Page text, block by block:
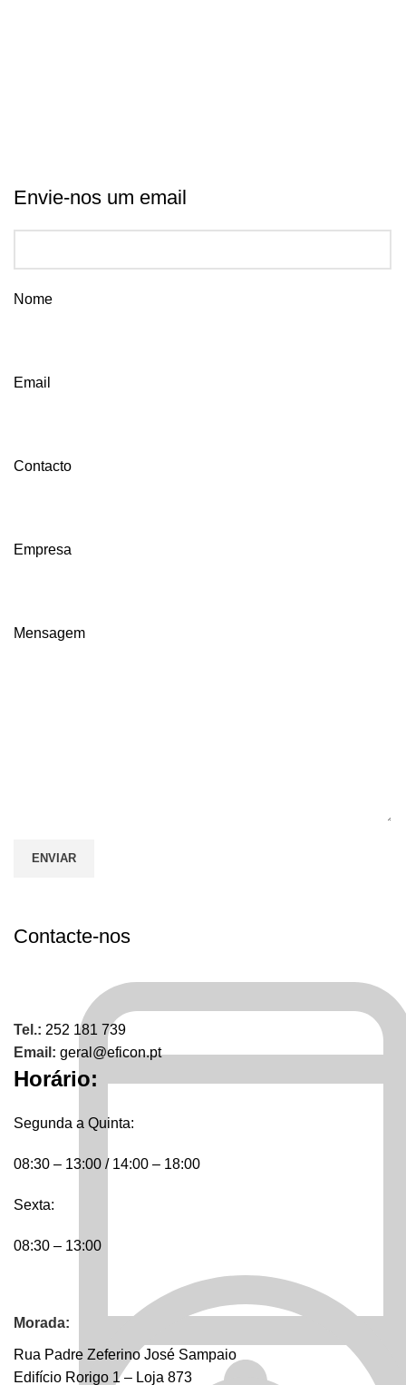
Envie-nos um email
Nome
Email
Contacto
Empresa
Mensagem
Contacte-nos
Tel.: 252 181 739
Email: geral@eficon.pt
Horário:
Segunda a Quinta:
08:30 – 13:00 / 14:00 – 18:00
Sexta:
08:30 – 13:00
Morada:
Rua Padre Zeferino José Sampaio
Edifício Rorigo 1 – Loja 873